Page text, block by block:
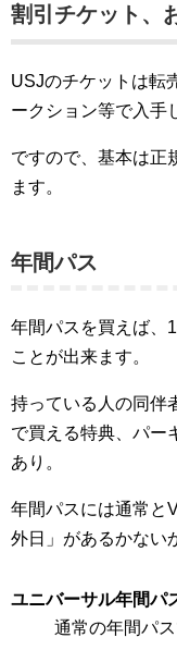
割引チケット、
USJのチケットは転
ークション等で入手
ですので、基本は正
ます。
年間パス
年間パスを買えば、
ことが出来ます。
持っている人の同伴
で買える特典、パー
あり。
年間パスには通常と
外日」があるかない
ユニバーサル年間パ
通常の年間パス